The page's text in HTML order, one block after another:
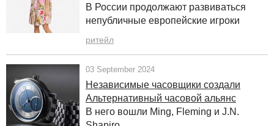
В России продолжают развиваться
непубличные европейские игроки
ритейл
03 September 2024
Независимые часовщики создали
Альтернативный часовой альянс
В него вошли Ming, Fleming и J.N.